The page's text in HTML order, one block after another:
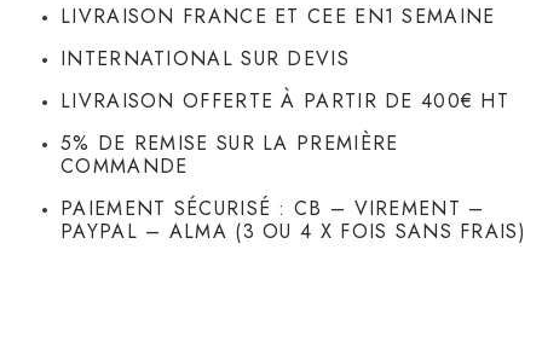
LIVRAISON FRANCE ET CEE EN1 SEMAINE
INTERNATIONAL SUR DEVIS
LIVRAISON OFFERTE À PARTIR DE 400€ HT
5% DE REMISE SUR LA PREMIÈRE
COMMANDE
PAIEMENT SÉCURISÉ : CB – VIREMENT –
PAYPAL – ALMA (3 OU 4 X FOIS SANS FRAIS)